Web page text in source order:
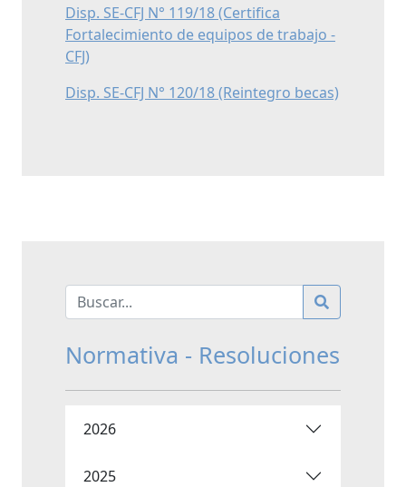
Disp. SE-CFJ N° 119/18 (Certifica
Fortalecimiento de equipos de trabajo -
CFJ)
Disp. SE-CFJ N° 120/18 (Reintegro becas)
Normativa - Resoluciones
2026
2025